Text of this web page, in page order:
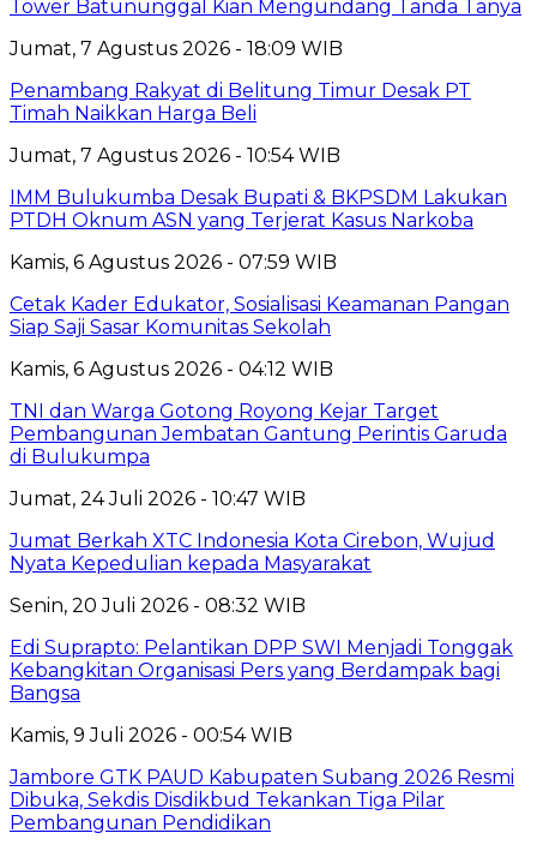
Tower Batununggal Kian Mengundang Tanda Tanya
Jumat, 7 Agustus 2026 - 18:09 WIB
Penambang Rakyat di Belitung Timur Desak PT
Timah Naikkan Harga Beli
Jumat, 7 Agustus 2026 - 10:54 WIB
IMM Bulukumba Desak Bupati & BKPSDM Lakukan
PTDH Oknum ASN yang Terjerat Kasus Narkoba
Kamis, 6 Agustus 2026 - 07:59 WIB
Cetak Kader Edukator, Sosialisasi Keamanan Pangan
Siap Saji Sasar Komunitas Sekolah
Kamis, 6 Agustus 2026 - 04:12 WIB
TNI dan Warga Gotong Royong Kejar Target
Pembangunan Jembatan Gantung Perintis Garuda
di Bulukumpa
Jumat, 24 Juli 2026 - 10:47 WIB
Jumat Berkah XTC Indonesia Kota Cirebon, Wujud
Nyata Kepedulian kepada Masyarakat
Senin, 20 Juli 2026 - 08:32 WIB
Edi Suprapto: Pelantikan DPP SWI Menjadi Tonggak
Kebangkitan Organisasi Pers yang Berdampak bagi
Bangsa
Kamis, 9 Juli 2026 - 00:54 WIB
Jambore GTK PAUD Kabupaten Subang 2026 Resmi
Dibuka, Sekdis Disdikbud Tekankan Tiga Pilar
Pembangunan Pendidikan